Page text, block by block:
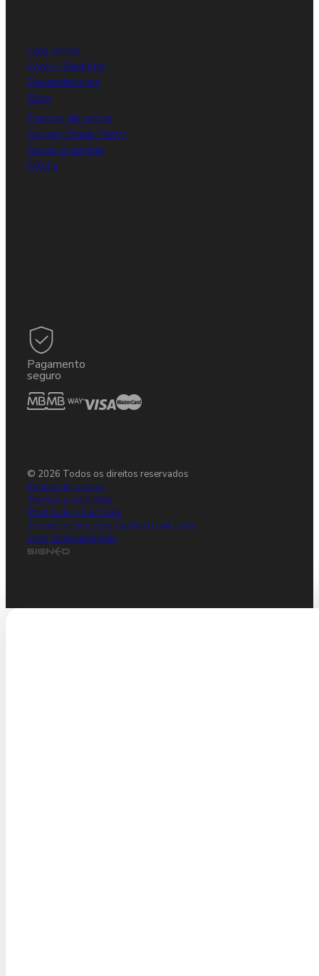
Loja online
Login / Registar
Revendedores
Blog
Pontos de venda
Gulden Draak Party
Sobre a cerveja
FAQ's
Pagamento
seguro
© 2026 Todos os direitos reservados
Política de cookies
Termos e condições
Política de privacidade
Termos e condições Gulden Draak Party
Livro de reclamações